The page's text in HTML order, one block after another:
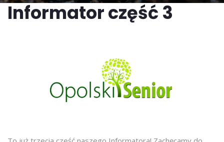
Informator część 3